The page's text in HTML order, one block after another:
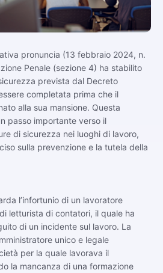
pronuncia (13 febbraio 2024, n.
Penale (sezione 4) ha stabilito
prevista dal Decreto
completata prima che il
alla sua mansione. Questa
passo importante verso il
di sicurezza nei luoghi di lavoro,
sulla prevenzione e la tutela della
l’infortunio di un lavoratore
letturista di contatori, il quale ha
di un incidente sul lavoro. La
unico e legale
per la quale lavorava il
la mancanza di una formazione